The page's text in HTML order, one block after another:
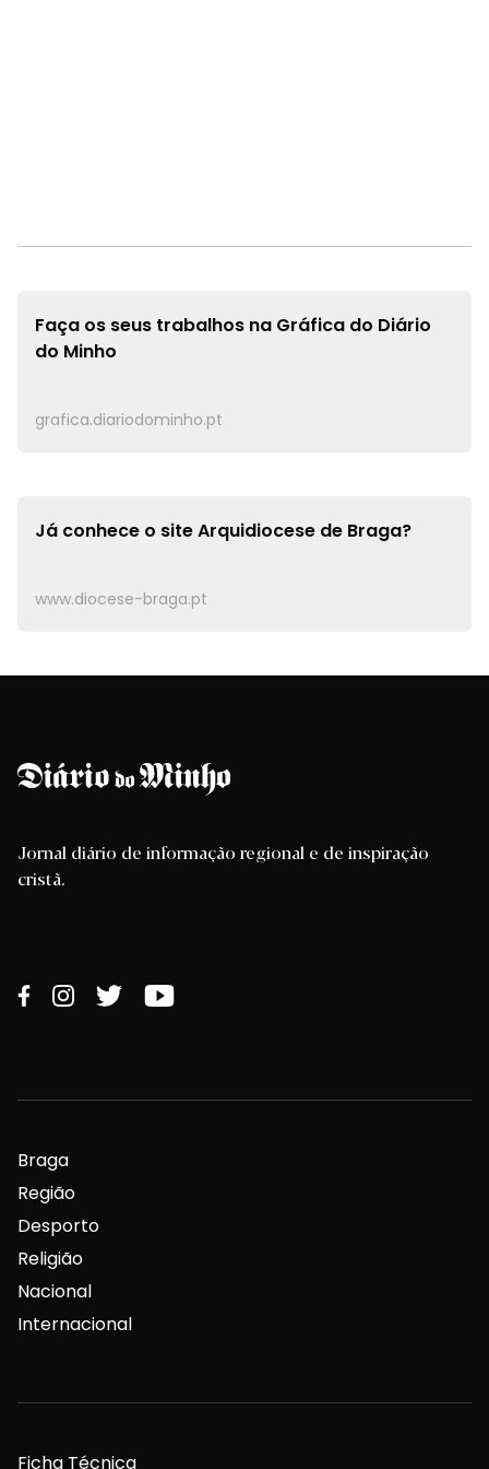
Faça os seus trabalhos na Gráfica do Diário
do Minho
grafica.diariodominho.pt
Já conhece o siteArquidiocese de Braga?
www.diocese-braga.pt
Jornal diário de informação regional e de inspiração
cristã.
Braga
Região
Desporto
Religião
Nacional
Internacional
Ficha Técnica